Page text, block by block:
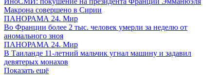
Макрона совершено в Сирии
ПАНОРАМА 24. Мир
Во Франции более 2 тыс. человек умерли за неделю от
аномального зноя
ПАНОРАМА 24. Мир
В Таиланде 11-летний мальчик угнал машину и задавил
девятерых монахов
Показать ещё